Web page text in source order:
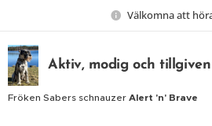
Välkomna att
Aktiv, modig och tillgiven
Fröken Sabers schnauzer Alert 'n' Brave